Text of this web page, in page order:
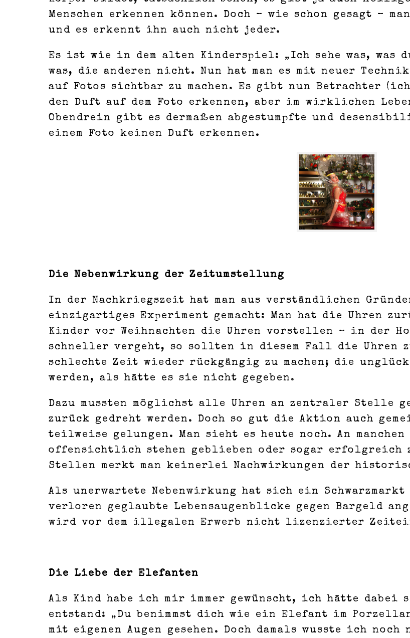
Menschen erkennen können. Doch – wie schon gesagt –
und es erkennt ihn auch nicht jeder.
Es ist wie in dem alten Kinderspiel: „Ich sehe was, was
was, die anderen nicht. Nun hat man es mit neuer
auf Fotos sichtbar zu machen. Es gibt nun Betrachter
den Duft auf dem Foto erkennen, aber im wirklichen
Obendrein gibt es dermaßen abgestumpfte und
einem Foto keinen Duft erkennen.
Die Nebenwirkung der Zeitumstellung
In der Nachkriegszeit hat man aus verständlichen
einzigartiges Experiment gemacht: Man hat die Uhren
Kinder vor Weihnachten die Uhren vorstellen – in der
schneller vergeht, so sollten in diesem Fall die Uhren
schlechte Zeit wieder rückgängig zu machen; die
werden, als hätte es sie nicht gegeben.
Dazu mussten möglichst alle Uhren an zentraler Stelle
zurück gedreht werden. Doch so gut die Aktion auch
teilweise gelungen. Man sieht es heute noch. An
offensichtlich stehen geblieben oder sogar erfolgreich
Stellen merkt man keinerlei Nachwirkungen der
Als unerwartete Nebenwirkung hat sich ein
verloren geglaubte Lebensaugenblicke gegen Bargeld
wird vor dem illegalen Erwerb nicht lizenzierter
Die Liebe der Elefanten
Als Kind habe ich mir immer gewünscht, ich hätte dabei
entstand: „Du benimmst dich wie ein Elefant im
mit eigenen Augen gesehen. Doch damals wusste ich noch